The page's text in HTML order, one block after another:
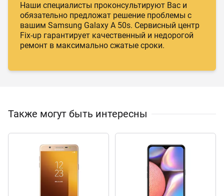
Наши специалисты проконсультируют Вас и
обязательно предложат решение проблемы с
вашим Samsung Galaxy A 50s. Сервисный центр
Fix-up гарантирует качественный и недорогой
ремонт в максимально сжатые сроки.
Также могут быть интересны